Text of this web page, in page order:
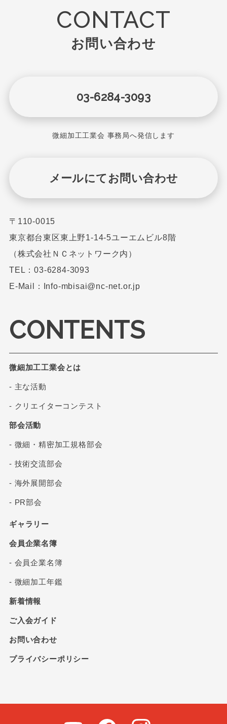
〒110-0015
東京都台東区東上野1-14-5ユーエムビル8階
（株式会社ＮＣネットワーク内）
TEL：03-6284-3093
E-Mail：Info-mbisai@nc-net.or.jp
CONTENTS
微細加工工業会とは
- 主な活動
- クリエイターコンテスト
部会活動
- 微細・精密加工規格部会
- 技術交流部会
- 海外展開部会
- PR部会
ギャラリー
会員企業名簿
- 会員企業名簿
- 微細加工年鑑
新着情報
ご入会ガイド
お問い合わせ
プライバシーポリシー
CONTACT
お問い合わせ
03-6284-3093
微細加工工業会 事務局へ発信します
メールにてお問い合わせ